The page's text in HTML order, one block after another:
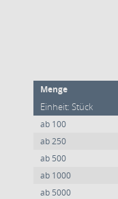
Menge
Einheit: Stück
ab 100
ab250
ab 500
ab 1000
ab 5000